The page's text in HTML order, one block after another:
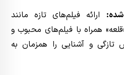
ارائه فیلم‌های تازه مانند
همراه با فیلم‌های محبوب و
و آشنایی را همزمان به